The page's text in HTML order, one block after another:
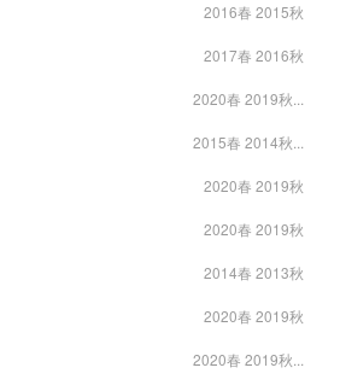
2016春 2015秋
2017春 2016秋
2020春 2019秋...
2015春 2014秋...
2020春 2019秋
2020春 2019秋
2014春 2013秋
2020春 2019秋
2020春 2019秋...